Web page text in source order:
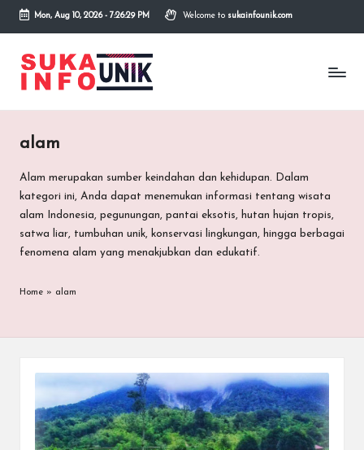
Skip
content
Mon, Aug 10, 2026- 7:26:30 PM Welcome tosukainfounik.com
S
u
a
I
n
f
U
Info
Unik,
Batas.
alam
Alam merupakan sumber keindahan dan kehidupan. Dalam
kategori ini, Anda dapat menemukan informasi tentang wisata
alam Indonesia, pegunungan, pantai eksotis, hutan hujan tropis,
satwa liar, tumbuhan unik, konservasi lingkungan, hingga berbagai
fenomena alam yang menakjubkan dan edukatif.
Home » alam